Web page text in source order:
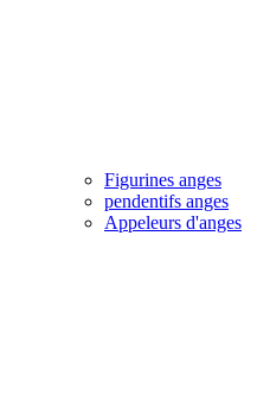
Figurines anges
pendentifs anges
Appeleurs d'anges